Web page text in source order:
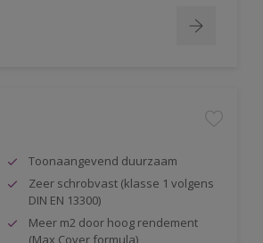
Toonaangevend duurzaam
Zeer schrobvast (klasse 1 volgens
DIN EN 13300)
Meer m2 door hoog rendement
(Max Cover formula)